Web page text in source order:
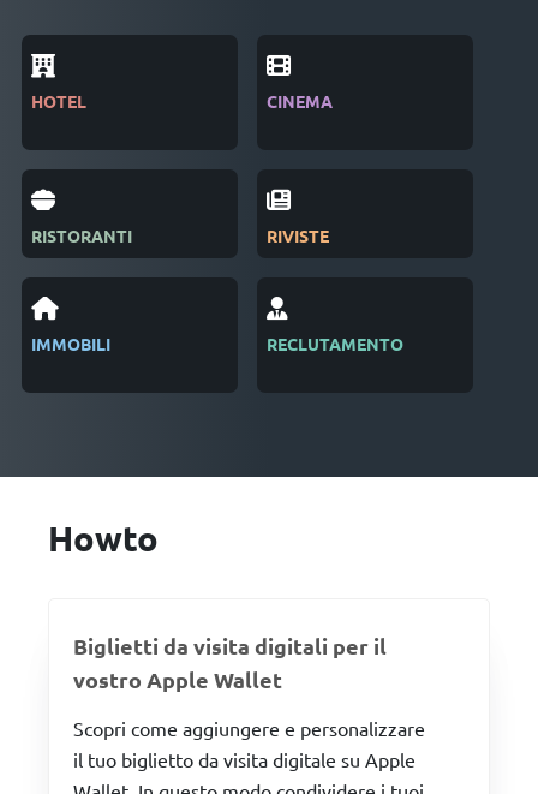
HOTEL
RISTORANTI
IMMOBILI
CINEMA
RIVISTE
RECLUTAMENTO
Howto
Biglietti da visita digitali per il
vostro Apple Wallet
Scopri come aggiungere e personalizzare
il tuo biglietto da visita digitale su Apple